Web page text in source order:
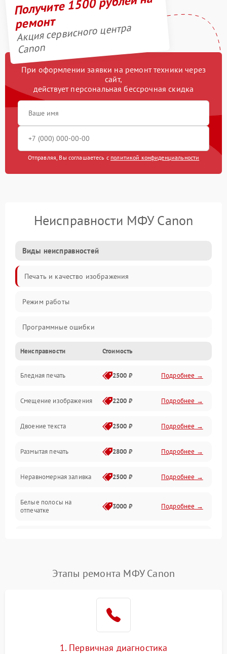
ремонт
Акция сервисного центра
Canon
При оформлении заявки на ремонт техники через
сайт,
действует персональная бессрочная скидка
Отправляя, Вы соглашаетесь с политикой конфиденциальности
Неисправности МФУ Canon
Виды неисправностей
Печать и качество изображения
Режим работы
Программные ошибки
Картриджи и расходники
Сканер и копирование
Механика и узлы
Программные сбои
Подключение и интерфейсы
Дисплей и органы управления
Изображение
Неисправности Стоимость
Бледная печать 2500 ₽ Подробнее →
Смещение изображения 2200 ₽ Подробнее →
Двоение текста 2500 ₽ Подробнее →
Размытая печать 2800 ₽ Подробнее →
Неравномерная заливка 2500 ₽ Подробнее →
Белые полосы на
отпечатке
3000 ₽ Подробнее →
Этапы ремонта МФУ Canon
1. Первичная диагностика